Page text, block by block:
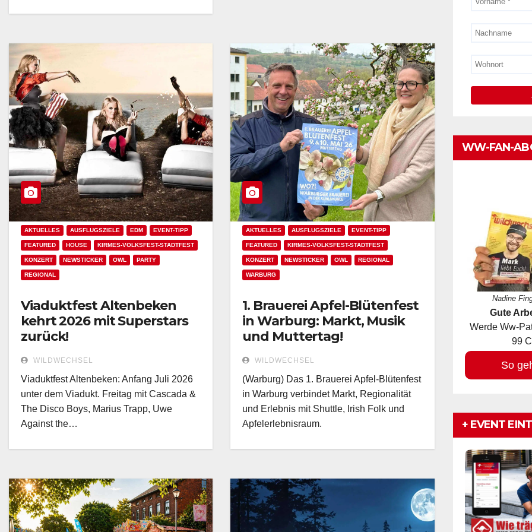
AKTUELLES AUSFLUGSZIELE EDM EVENT-TIPP
FEATURED HOUSE KIRMES-VOLKSFEST-STADTFEST
KONZERT NEWSTICKER OWL PARTY
REGIONAL
Viaduktfest Altenbeken
kehrt 2026 mit Superstars
zurück!
WILDWECHSEL
Viaduktfest Altenbeken: Anfang Juli 2026
unter dem Viadukt. Freitag mit Cascada &
The Disco Boys, Marius Trapp, Uwe
Against the…
AKTUELLES AUSFLUGSZIELE EVENT-TIPP
FEATURED KIRMES-VOLKSFEST-STADTFEST
KONZERT NEWSTICKER OWL REGIONAL
WARBURG
1. Brauerei Apfel-Blütenfest
in Warburg: Markt, Musik
und Muttertag!
WILDWECHSEL
(Warburg) Das 1. Brauerei Apfel-Blütenfest
in Warburg verbindet Markt, Regionalität
und Erlebnis mit Shuttle, Irish Folk und
Apfelerlebnisraum.
WW-FAN-
Nadine
Gute
Werde Ww-
99
So
+ EVENT